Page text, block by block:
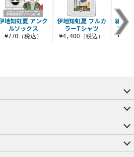
地知虹夏 アンク
ルソックス
¥770（税込）
伊地知虹夏 フルカ
ラーTシャツ
¥4,400（税込）
結束
スペ